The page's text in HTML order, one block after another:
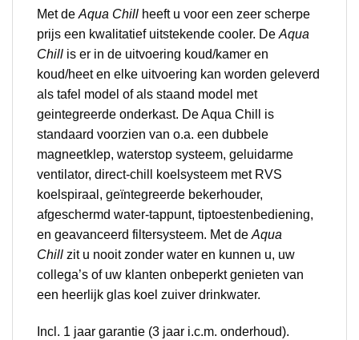
Met de Aqua Chill heeft u voor een zeer scherpe
prijs een kwalitatief uitstekende cooler. De Aqua
Chill is er in de uitvoering koud/kamer en
koud/heet en elke uitvoering kan worden geleverd
als tafel model of als staand model met
geintegreerde onderkast. De Aqua Chill is
standaard voorzien van o.a. een dubbele
magneetklep, waterstop systeem, geluidarme
ventilator, direct-chill koelsysteem met RVS
koelspiraal, geïntegreerde bekerhouder,
afgeschermd water-tappunt, tiptoestenbediening,
en geavanceerd filtersysteem. Met de Aqua
Chill zit u nooit zonder water en kunnen u, uw
collega’s of uw klanten onbeperkt genieten van
een heerlijk glas koel zuiver drinkwater.
Incl. 1 jaar garantie (3 jaar i.c.m. onderhoud).